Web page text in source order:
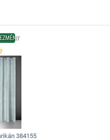
384155